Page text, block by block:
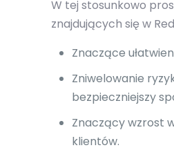
W tej stosunkowo
znajdujących się w
Znaczące
Zniwelowanie
bezpieczniejszy
Znaczący wzrost
klientów.